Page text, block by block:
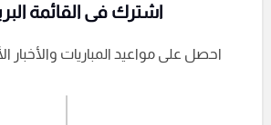
اشترك فى القائمة
احصل على مواعيد المباريات والأخبار